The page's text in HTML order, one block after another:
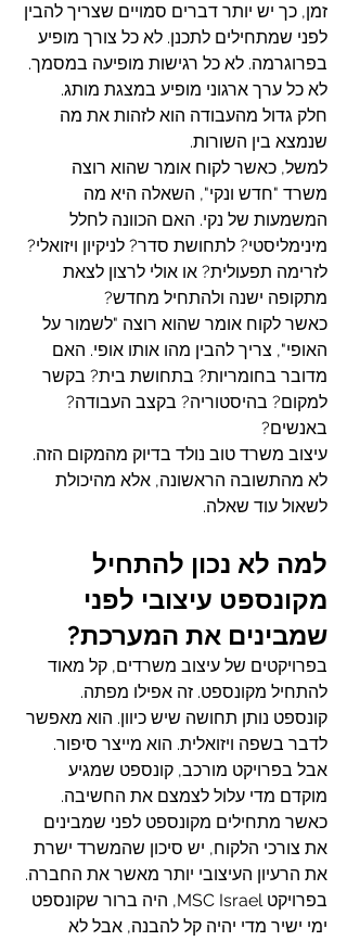
זמן, כך יש יותר דברים סמויים שצריך להבין
לפני שמתחילים לתכנן. לא כל צורך מופיע
בפרוגרמה. לא כל רגישות מופיעה במסמך.
לא כל ערך ארגוני מופיע במצגת מותג.
חלק גדול מהעבודה הוא לזהות את מה
שנמצא בין השורות.
למשל, כאשר לקוח אומר שהוא רוצה
משרד "חדש ונקי", השאלה היא מה
המשמעות של נקי. האם הכוונה לחלל
מינימליסטי? לתחושת סדר? לניקיון ויזואלי?
לזרימה תפעולית? או אולי לרצון לצאת
מתקופה ישנה ולהתחיל מחדש?
כאשר לקוח אומר שהוא רוצה "לשמור על
האופי", צריך להבין מהו אותו אופי. האם
מדובר בחומריות? בתחושת בית? בקשר
למקום? בהיסטוריה? בקצב העבודה?
באנשים?
עיצוב משרד טוב נולד בדיוק מהמקום הזה.
לא מהתשובה הראשונה, אלא מהיכולת
לשאול עוד שאלה.
למה לא נכון להתחיל
מקונספט עיצובי לפני
שמבינים את המערכת?
בפרויקטים של עיצוב משרדים, קל מאוד
להתחיל מקונספט. זה אפילו מפתה.
קונספט נותן תחושה שיש כיוון. הוא מאפשר
לדבר בשפה ויזואלית. הוא מייצר סיפור.
אבל בפרויקט מורכב, קונספט שמגיע
מוקדם מדי עלול לצמצם את החשיבה.
כאשר מתחילים מקונספט לפני שמבינים
את צורכי הלקוח, יש סיכון שהמשרד ישרת
את הרעיון העיצובי יותר מאשר את החברה.
בפרויקט MSC Israel, היה ברור שקונספט
ימי ישיר מדי יהיה קל להבנה, אבל לא